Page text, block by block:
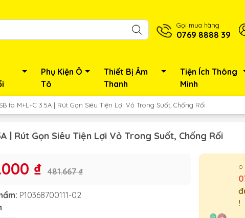
Gọi mua hàng
0769 8888 39
Phụ Kiện Ô
Tô
Thiết Bị Âm
Thanh
Tiện Ích Thông
Minh
to M+L+C 3.5A | Rút Gọn Siêu Tiện Lợi Vỏ Trong Suốt, Chống Rối
| Rút Gọn Siêu Tiện Lợi Vỏ Trong Suốt, Chống Rối
₫ 481.667 ₫
P10368700111-02
!